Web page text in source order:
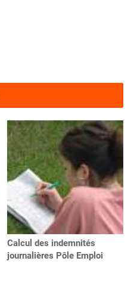
Calcul des indemnités
journalières Pôle Emploi